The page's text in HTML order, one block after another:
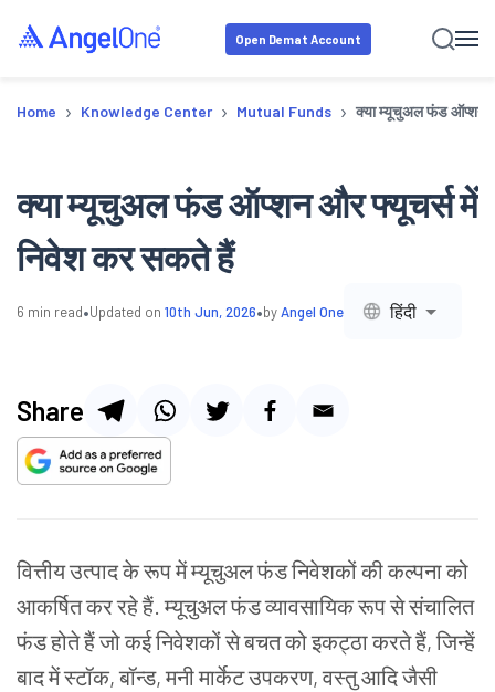
Open Demat Account
Home › Knowledge Center › Mutual Funds › क्या म्यूचुअल फंड ऑप्शन
क्या म्यूचुअल फंड ऑप्शन और फ्यूचर्स में
निवेश कर सकते हैं
6 min read•Updated on 10th Jun, 2026•byAngel One हिंदी
Share
वित्तीय उत्पाद के रूप में म्यूचुअल फंडनिवेशकों की कल्पना को
आकर्षित कर रहे हैं. म्यूचुअल फंड व्यावसायिक रूप से संचालित
फंड होते हैं जो कई निवेशकों से बचत को इकट्ठा करते हैं, जिन्हें
बाद में स्टॉक, बॉन्ड, मनी मार्केट उपकरण, वस्तु आदि जैसी